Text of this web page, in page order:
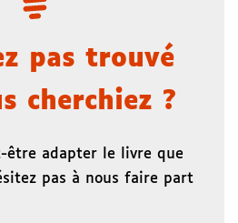
pas trouvé
cherchiez ?
être adapter le livre que
pas à nous faire part